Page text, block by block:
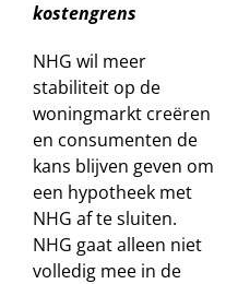
kostengrens
NHG wil meer
stabiliteit op de
woningmarkt creëren
en consumenten de
kans blijven geven om
een hypotheek met
NHG af te sluiten.
NHG gaat alleen niet
volledig mee in de